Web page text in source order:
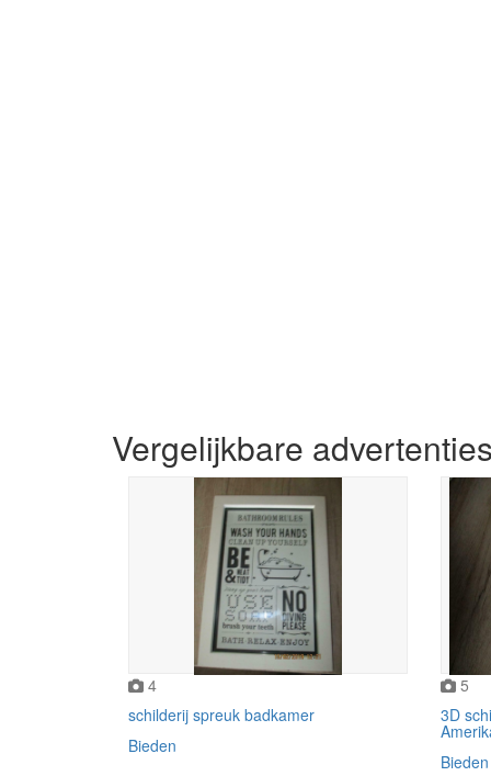
Vergelijkbare
4
schilderij spreuk badkamer
Bieden
5
3D
Bieden